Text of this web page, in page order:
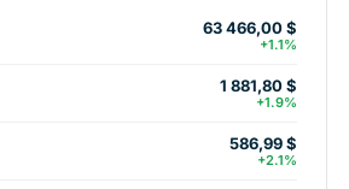
63 466,00 $
+1.1%
1 881,80 $
+1.9%
586,99 $
+2.1%